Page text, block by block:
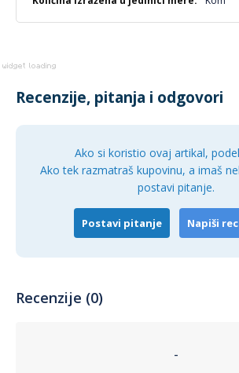
Recenzije, pitanja i odgovori
Ako si koristio ovaj artikal,
Ako tek razmatraš kupovinu, a imaš
postavi pitanje.
Postavi pitanje Napiši
Recenzije (0)
-